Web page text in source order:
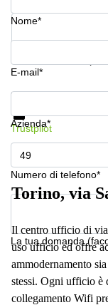
a
Milano
Meeting
Coworking
in affitto su
Via Cipro,
Brescia
Affitto
Ufficio
a Vicenza
Affitto
Business
Centers
a Como
Nome*
E-mail*
Azienda*
Numero di telefono*
La tua domanda
Mostra prezzi e
Trustpilot
Torino, via
Il centro ufficio di
uso ufficio ed offre
ammodernamento
stessi. Ogni ufficio è
collegamento Wifi